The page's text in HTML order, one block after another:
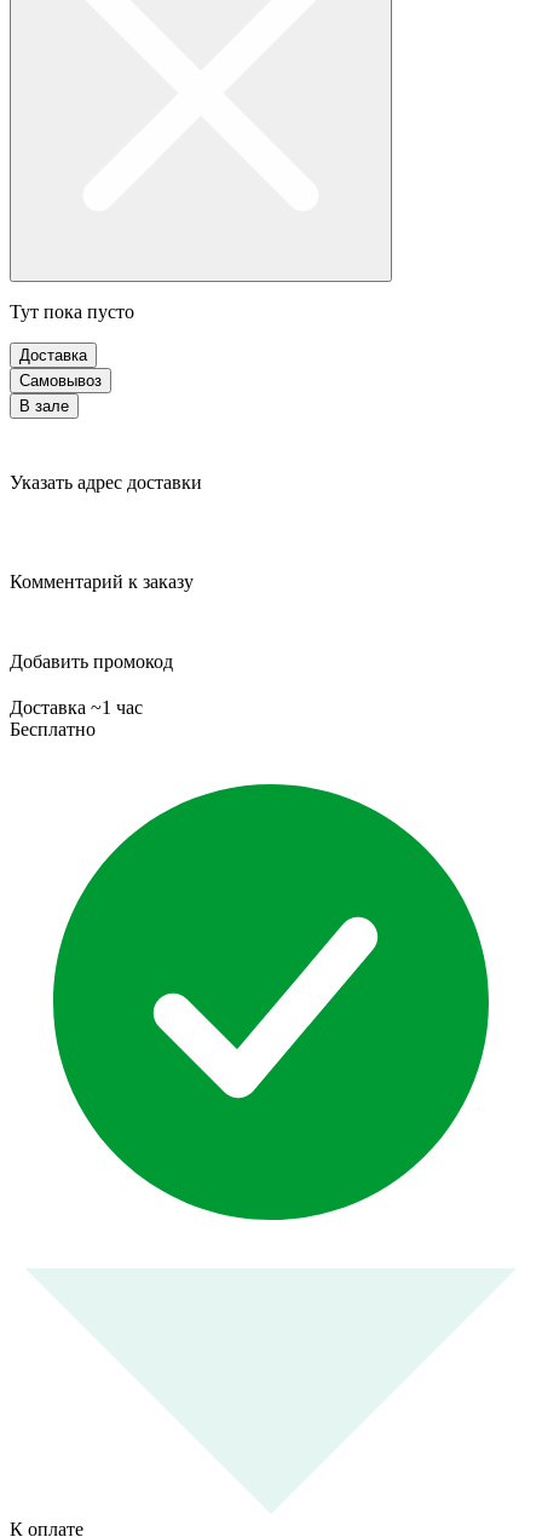
Тут пока пусто
Доставка
Самовывоз
В зале
Указать адрес доставки
Комментарий к заказу
Добавить промокод
Доставка ~1 час
Бесплатно
К оплате